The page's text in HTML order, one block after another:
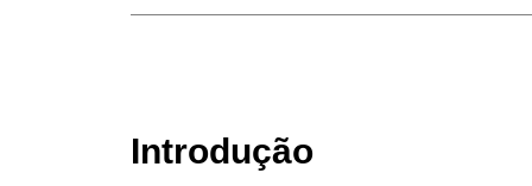
Introdução